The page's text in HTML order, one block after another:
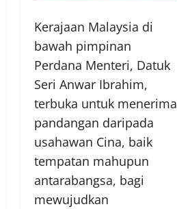
Kerajaan Malaysia di
bawah pimpinan
Perdana Menteri, Datuk
Seri Anwar Ibrahim,
terbuka untuk menerima
pandangan daripada
usahawan Cina, baik
tempatan mahupun
antarabangsa, bagi
mewujudkan